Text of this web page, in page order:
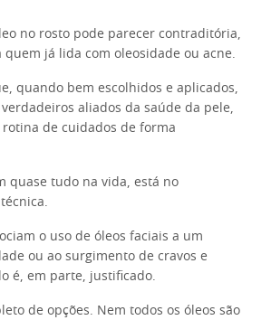
no rosto pode parecer contraditória,
já lida com oleosidade ou acne.
quando bem escolhidos e aplicados,
aliados da saúde da pele,
de cuidados de forma
quase tudo na vida, está no
o uso de óleos faciais a um
ou ao surgimento de cravos e
é, em parte, justificado.
de opções. Nem todos os óleos são